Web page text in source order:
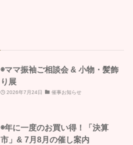
◉ママ振袖ご相談会 & 小物・髪飾
り展
2026年7月24日 催事お知らせ
◉年に一度のお買い得！「決算
市」& 7月8月の催し案内